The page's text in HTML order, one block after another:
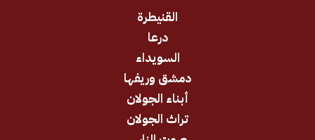
دمشق وريفها
أبناء الجولان
تراث الجولان